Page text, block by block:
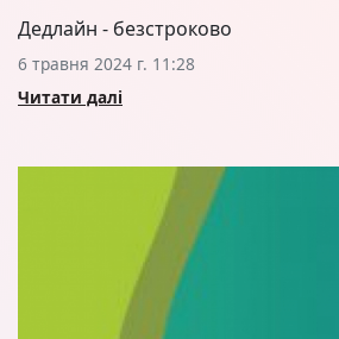
Дедлайн - безстроково
6 травня 2024 г. 11:28
Читати далі